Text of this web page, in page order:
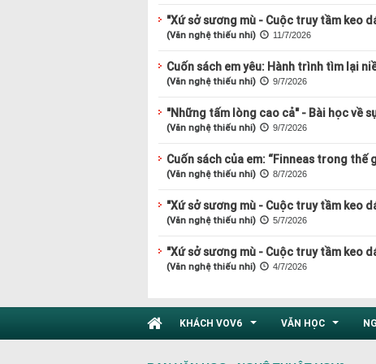
"Xứ sở sương mù - Cuộc truy tầm keo
(Văn nghệ thiếu nhi) 11/7/2026
Cuốn sách em yêu: Hành trình tìm lại
(Văn nghệ thiếu nhi) 9/7/2026
"Những tấm lòng cao cả" - Bài học về
(Văn nghệ thiếu nhi) 9/7/2026
Cuốn sách của em: “Finneas trong thế
(Văn nghệ thiếu nhi) 8/7/2026
"Xứ sở sương mù - Cuộc truy tầm keo
(Văn nghệ thiếu nhi) 5/7/2026
"Xứ sở sương mù - Cuộc truy tầm keo
(Văn nghệ thiếu nhi) 4/7/2026
KHÁCH VOV6 VĂN HỌC